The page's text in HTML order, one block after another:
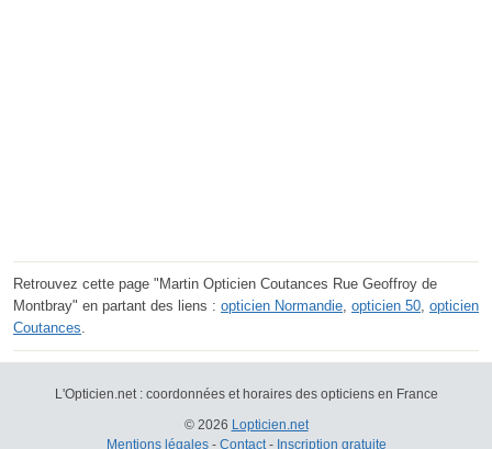
Retrouvez cette page "Martin Opticien Coutances Rue Geoffroy de
Montbray" en partant des liens : opticien Normandie opticien 50 opticien
Coutances
L'Opticien.net : coordonnées et horaires des opticiens en France
© 2026 Lopticien.net
Mentions légales- Contact- Inscription gratuite